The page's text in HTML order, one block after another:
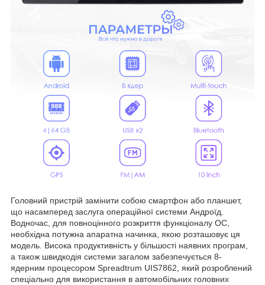
Головний пристрій замінити собою смартфон або планшет,
що насамперед заслуга операційної системи Андроїд.
Водночас, для повноцінного розкриття функціоналу ОС,
необхідна потужна апаратна начинка, якою розташовує ця
модель. Висока продуктивність у більшості наявних програм,
а також швидкодія системи загалом забезпечується 8-
ядерним процесором Spreadtrum UIS7862, який розроблений
спеціально для використання в автомобільних головних